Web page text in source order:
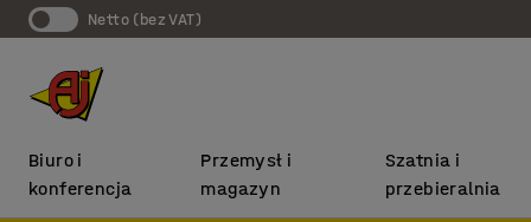
Netto (bez VAT)
Biuro i
konferencja
Przemysł i
magazyn
Szatnia i
przebieralnia